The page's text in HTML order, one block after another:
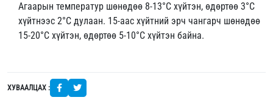
Агаарын температур шөнөдөө 8-13°С хүйтэн, өдөртөө 3°С
хүйтнээс 2°С дулаан. 15-аас хүйтний эрч чангарч шөнөдөө
15-20°С хүйтэн, өдөртөө 5-10°С хүйтэн байна.
ХУВААЛЦАХ :